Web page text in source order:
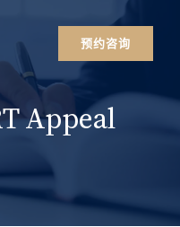
预约咨询
Appeal